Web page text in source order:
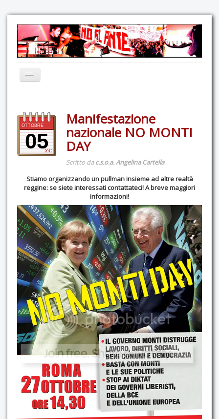
Comunicazione
Eventi
GAS Felce & Mirtillo
Ricostruiamo il Cartella!
Autoproduzioni
Contatti
OTTOBRE
052012
Manifestazione
nazionale NO MONTI
DAY
Scritto dac.s.o.a. Angelina Cartella
Stiamo organizzando un pullman insieme ad altre realtà
reggine: se siete interessati contattateci! A breve maggiori
informazioni!